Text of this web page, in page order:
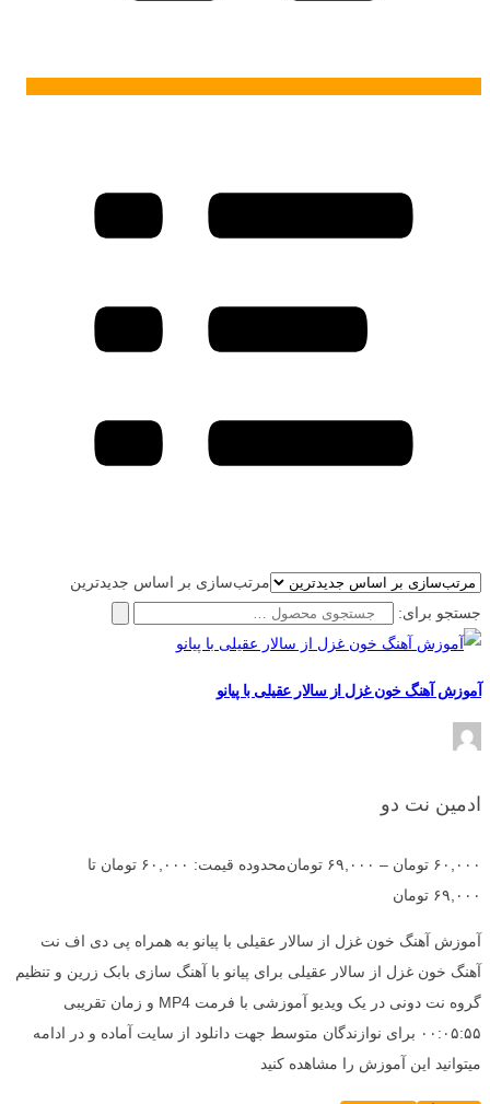
مرتب‌سازی بر اساس جدیدترین
جستجو برای:
آموزش آهنگ خون غزل از سالار عقیلی با پیانو
ادمین نت دو
۶۰,۰۰۰ تومان – ۶۹,۰۰۰ تومان
محدوده قیمت: ۶۰,۰۰۰ تومان تا
۶۹,۰۰۰ تومان
آموزش آهنگ خون غزل از سالار عقیلی با پیانو به همراه پی دی اف نت
آهنگ خون غزل از سالار عقیلی برای پیانو با آهنگ سازی بابک زرین و تنظیم
گروه نت دونی در یک ویدیو آموزشی با فرمت MP4 و زمان تقریبی
۰۰:۰۵:۵۵ برای نوازندگان متوسط جهت دانلود از سایت آماده و در ادامه
میتوانید این آموزش را مشاهده کنید